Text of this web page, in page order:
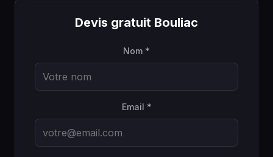
Devis gratuit Bouliac
Nom *
Email *